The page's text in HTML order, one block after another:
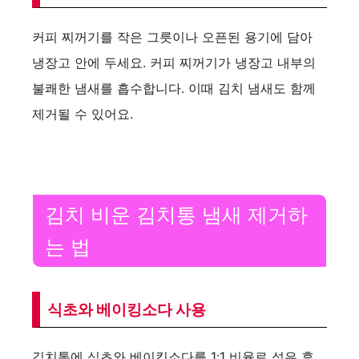
커피 찌꺼기를 작은 그릇이나 오픈된 용기에 담아
냉장고 안에 두세요. 커피 찌꺼기가 냉장고 내부의
불쾌한 냄새를 흡수합니다. 이때 김치 냄새도 함께
제거될 수 있어요.
김치 비운 김치통 냄새 제거하
는 법
식초와 베이킹소다 사용